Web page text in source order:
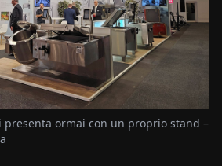
presenta ormai con un proprio stand –